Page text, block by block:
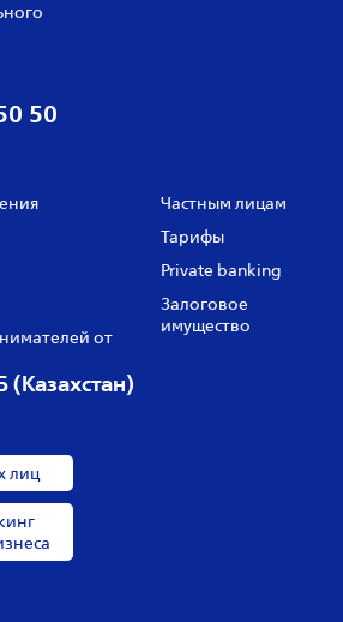
50
от
Частным лицам
Тарифы
Private banking
Залоговое
имущество
лиц